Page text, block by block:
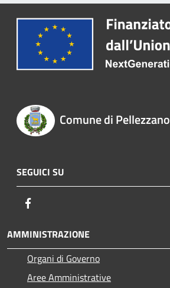
Comune di Pellezzano
SEGUICI SU
AMMINISTRAZIONE
Organi di Governo
Aree Amministrative